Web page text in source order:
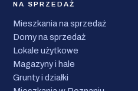
NA SPRZEDAŻ
Mieszkania na sprzedaż
Domy na sprzedaż
Lokale użytkowe
Magazyny i hale
Grunty i działki